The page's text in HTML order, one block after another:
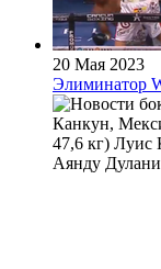
20 Мая 2023
Элиминатор
Канкун,
47,6 кг) Луис
Аянду